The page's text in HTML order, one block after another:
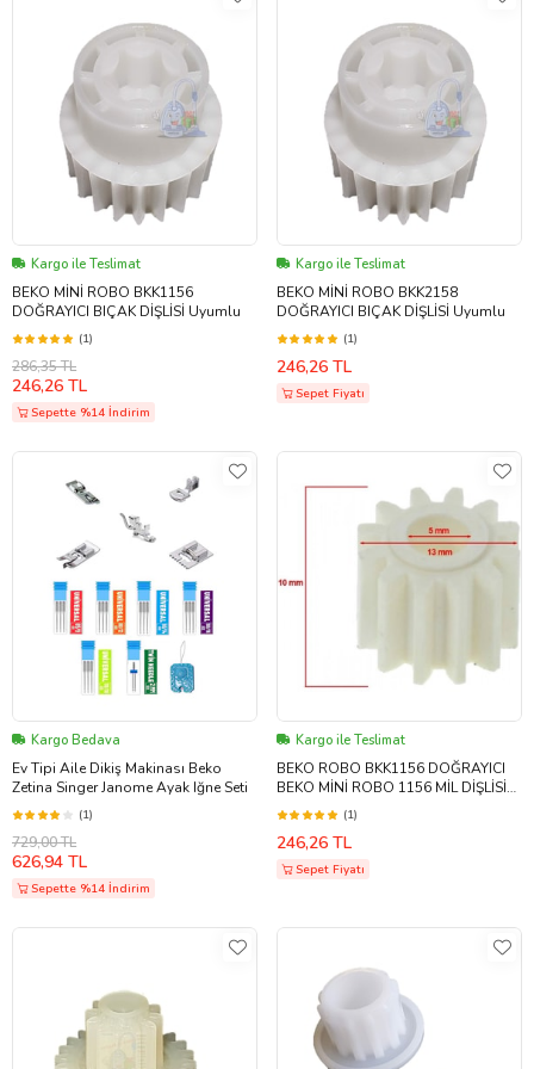
Kargo ile Teslimat
BEKO MİNİ ROBO BKK1156
DOĞRAYICI BIÇAK DİŞLİSİ Uyumlu
(1)
286,35 TL
246,26 TL
Sepette %14 İndirim
Kargo ile Teslimat
BEKO MİNİ ROBO BKK2158
DOĞRAYICI BIÇAK DİŞLİSİ Uyumlu
(1)
246,26 TL
Sepet Fiyatı
Kargo Bedava
Ev Tipi Aile Dikiş Makinası Beko
Zetina Singer Janome Ayak Iğne Seti
(1)
729,00 TL
626,94 TL
Sepette %14 İndirim
Kargo ile Teslimat
BEKO ROBO BKK1156 DOĞRAYICI
BEKO MİNİ ROBO 1156 MİL DİŞLİSİ
Uyumlu
(1)
246,26 TL
Sepet Fiyatı